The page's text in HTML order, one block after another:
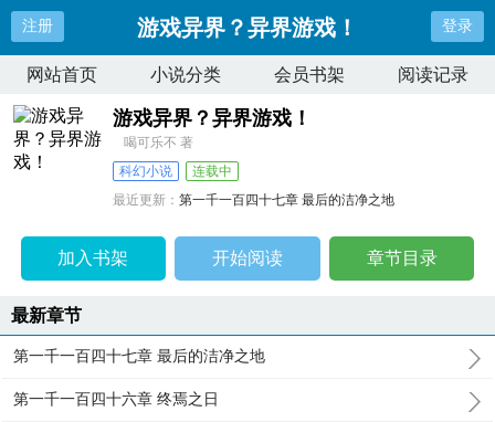
注册 游戏异界？异界游戏！ 登录
网站首页 小说分类 会员书架 阅读记录
游戏异界？异界游戏！
喝可乐不 著
科幻小说
连载中
最近更新：第一千一百四十七章 最后的洁净之地
加入书架 开始阅读 章节目录
最新章节
第一千一百四十七章 最后的洁净之地
第一千一百四十六章 终焉之日